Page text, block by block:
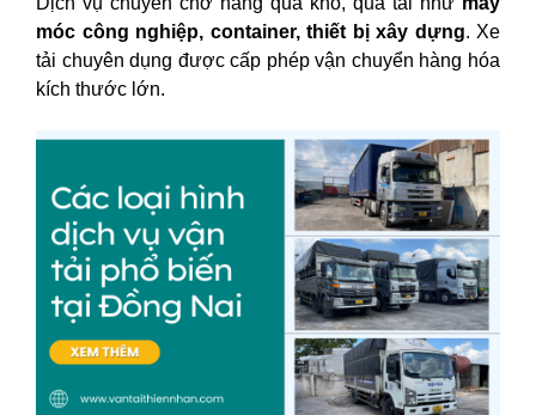
móc công nghiệp, container, thiết bị xây dựng. Xe
tải chuyên dụng được cấp phép vận chuyển hàng hóa
kích thước lớn.